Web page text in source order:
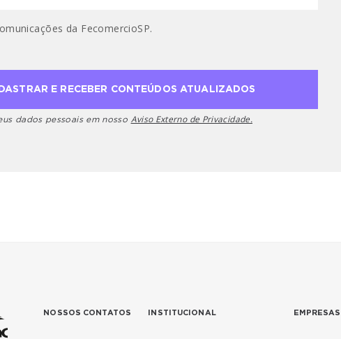
da FecomercioSP.
dados pessoais em nosso Aviso Externo de Privacidade.
NOSSOS CONTATOS INSTITUCIONAL EMPRESAS